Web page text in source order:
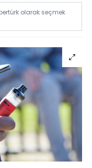
olarak seçmek